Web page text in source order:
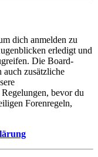
dich anmelden zu
erledigt und
Die Board-
zusätzliche
bevor du
Forenregeln,